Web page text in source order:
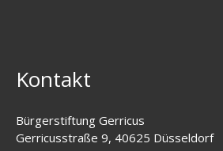
Kontakt
Bürgerstiftung Gerricus
Gerricusstraße 9, 40625 Düsseldorf